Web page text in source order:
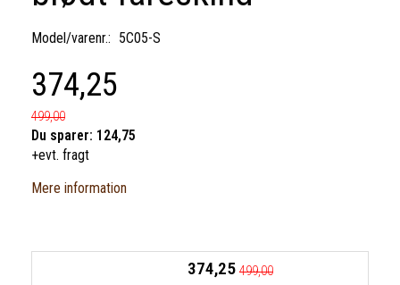
Model/varenr.: 5C05-S
374,25
499,00
Du sparer: 124,75
+evt. fragt
Mere information
374,25 499,00